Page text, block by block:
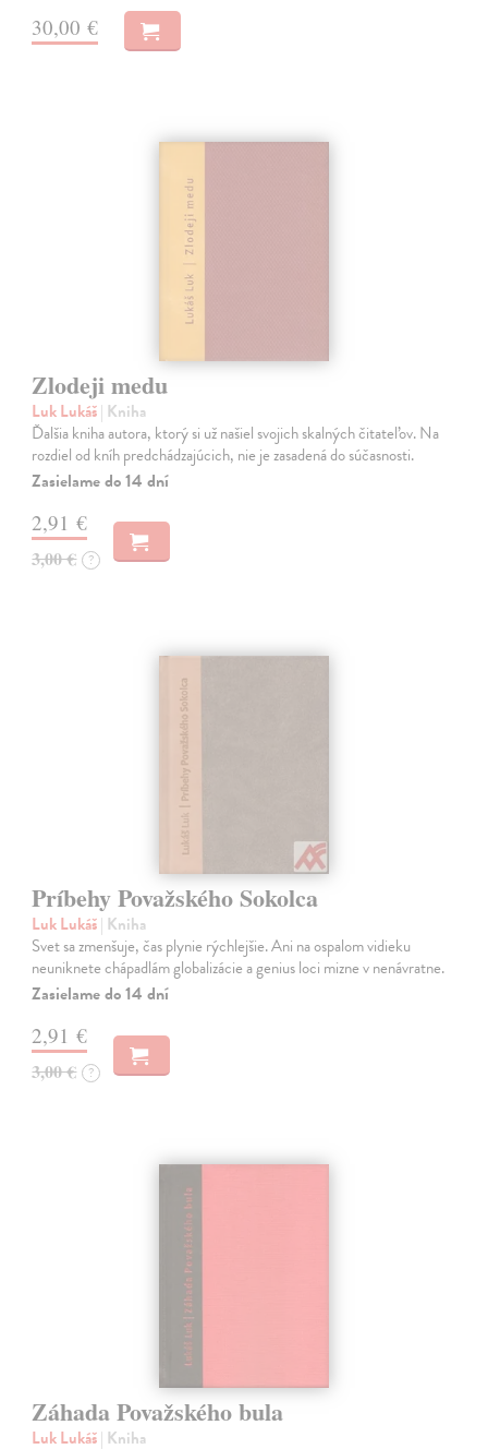
30,00 €
Zlodeji medu
Luk Lukáš| Kniha
Ďalšia kniha autora, ktorý si už našiel svojich skalných čitateľov. Na
rozdiel od kníh predchádzajúcich, nie je zasadená do súčasnosti.
Zasielame do 14 dní
2,91 €
3,00 € ?
Príbehy Považského Sokolca
Luk Lukáš| Kniha
Svet sa zmenšuje, čas plynie rýchlejšie. Ani na ospalom vidieku
neuniknete chápadlám globalizácie a genius loci mizne v nenávratne.
Zasielame do 14 dní
2,91 €
3,00 € ?
Záhada Považského bula
Luk Lukáš| Kniha